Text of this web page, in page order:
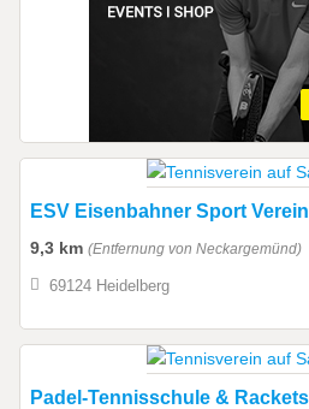
ESV Eisenbahner Sport
9,3 km (Entfernung von Neckargemünd)
69124 Heidelberg
Padel-Tennisschule &